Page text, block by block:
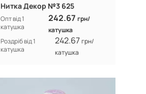
Нитка Декор №3 625
Опт від 1
катушка
242.67грн/
катушка
Роздріб від 1
катушка
242.67грн/
катушка
Туреччина